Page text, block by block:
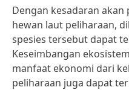
Dengan kesadaran
hewan laut peliharaan,
spesies tersebut dapat
Keseimbangan
manfaat ekonomi dari
peliharaan juga dapat